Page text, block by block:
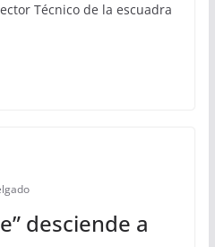
Técnico de la escuadra
desciende a